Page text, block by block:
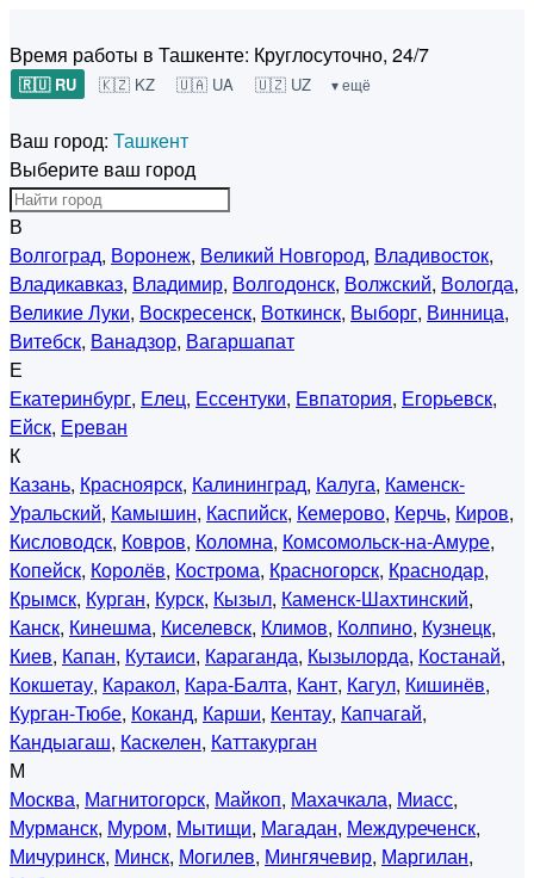
Время работы в Ташкенте: Круглосуточно, 24/7
🇷🇺 RU 🇰🇿 KZ 🇺🇦 UA 🇺🇿 UZ ▾ ещё
Ваш город: Ташкент
Выберите ваш город
В
Волгоград, Воронеж, Великий Новгород, Владивосток,
Владикавказ, Владимир, Волгодонск, Волжский, Вологда,
Великие Луки, Воскресенск, Воткинск, Выборг, Винница,
Витебск, Ванадзор, Вагаршапат
Е
Екатеринбург, Елец, Ессентуки, Евпатория, Егорьевск,
Ейск, Ереван
К
Казань, Красноярск, Калининград, Калуга, Каменск-
Уральский, Камышин, Каспийск, Кемерово, Керчь, Киров,
Кисловодск, Ковров, Коломна, Комсомольск-на-Амуре,
Копейск, Королёв, Кострома, Красногорск, Краснодар,
Крымск, Курган, Курск, Кызыл, Каменск-Шахтинский,
Канск, Кинешма, Киселевск, Климов, Колпино, Кузнецк,
Киев, Капан, Кутаиси, Караганда, Кызылорда, Костанай,
Кокшетау, Каракол, Кара-Балта, Кант, Кагул, Кишинёв,
Курган-Тюбе, Коканд, Карши, Кентау, Капчагай,
Кандыагаш, Каскелен, Каттакурган
М
Москва, Магнитогорск, Майкоп, Махачкала, Миасс,
Мурманск, Муром, Мытищи, Магадан, Междуреченск,
Мичуринск, Минск, Могилев, Мингячевир, Маргилан,